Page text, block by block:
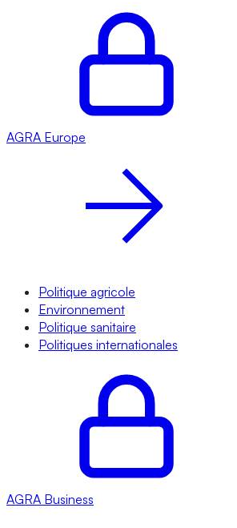
AGRA Europe
Politique agricole
Environnement
Politique sanitaire
Politiques internationales
AGRA Business